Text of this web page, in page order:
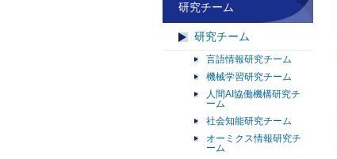
研究チーム
研究チーム
言語情報研究チーム
機械学習研究チーム
人間AI協働機構研究チ
ーム
社会知能研究チーム
オーミクス情報研究チ
ーム